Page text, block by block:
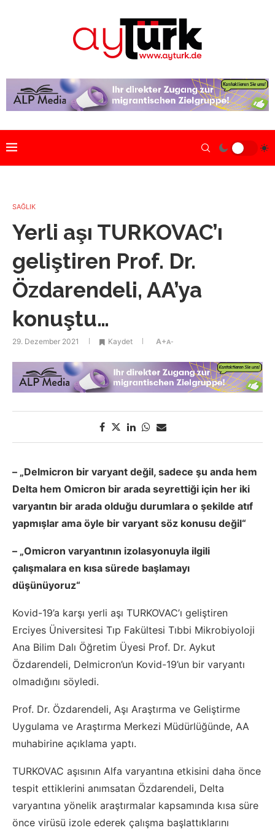
SAĞLIK
Yerli aşı TURKOVAC’ı
geliştiren Prof. Dr.
Özdarendeli, AA’ya
konuştu…
29. Dezember 2021 Kaydet A+A-
– „Delmicron bir varyant değil, sadece şu anda hem
Delta hem Omicron bir arada seyrettiği için her iki
varyantın bir arada olduğu durumlara o şekilde atıf
yapmışlar ama öyle bir varyant söz konusu değil“
– „Omicron varyantının izolasyonuyla ilgili
çalışmalara en kısa sürede başlamayı
düşünüyoruz“
Kovid-19’a karşı yerli aşı TURKOVAC’ı geliştiren
Erciyes Üniversitesi Tıp Fakültesi Tıbbi Mikrobiyoloji
Ana Bilim Dalı Öğretim Üyesi Prof. Dr. Aykut
Özdarendeli, Delmicron’un Kovid-19’un bir varyantı
olmadığını söyledi.
Prof. Dr. Özdarendeli, Aşı Araştırma ve Geliştirme
Uygulama ve Araştırma Merkezi Müdürlüğünde, AA
muhabirine açıklama yaptı.
TURKOVAC aşısının Alfa varyantına etkisini daha önce
tespit ettiklerini anımsatan Özdarendeli, Delta
varyantına yönelik araştırmalar kapsamında kısa süre
önce virüsü izole ederek çalışma başlattıklarını